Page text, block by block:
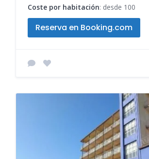
Coste por habitación: desde 100
Reserva en Booking.com